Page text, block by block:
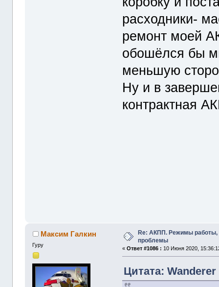
расходники-
ремонт моей
обошёлся бы
меньшую
Ну и в
контрактная
Максим Галкин
Гуру
Re: АКПП. Режимы работы,
проблемы
«Ответ #1086 : 10 Июня 2020,
Цитата: